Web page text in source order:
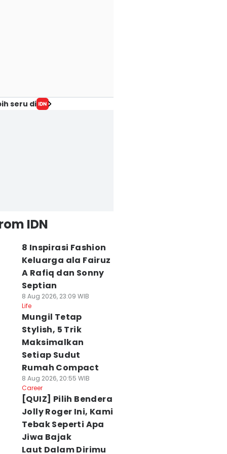
seru di
IDN
8 Inspirasi Fashion
Keluarga ala Fairuz
A Rafiq dan Sonny
Septian
8 Aug 2026, 23:09 WIB
Life
Mungil Tetap
Stylish, 5 Trik
Maksimalkan
Setiap Sudut
Rumah Compact
8 Aug 2026, 20:55 WIB
Career
[QUIZ] Pilih Bendera
Jolly Roger Ini, Kami
Tebak Seperti Apa
Jiwa Bajak
Laut Dalam Dirimu